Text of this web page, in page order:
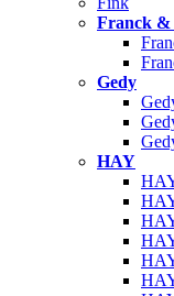
Franck &
Gedy
HAY